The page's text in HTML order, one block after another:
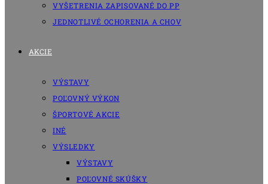
VYŠETRENIA ZAPISOVANÉ DO PP
JEDNOTLIVÉ OCHORENIA A CHOV
AKCIE
VÝSTAVY
POĽOVNÝ VÝKON
ŠPORTOVÉ AKCIE
INÉ
VÝSLEDKY
VÝSTAVY
POĽOVNÉ SKÚŠKY